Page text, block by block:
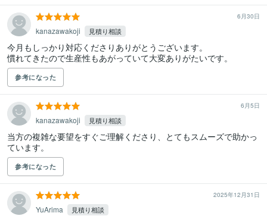
6月30日
kanazawakoji 見積り相談
今月もしっかり対応くださりありがとうございます。
慣れてきたので生産性もあがっていて大変ありがたいです。
参考になった
6月5日
kanazawakoji 見積り相談
当方の複雑な要望をすぐご理解くださり、とてもスムーズで助かっ
ています。
参考になった
2025年12月31日
YuArima 見積り相談